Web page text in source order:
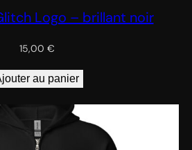
Logo – brillant noir
15,00 €
au panier